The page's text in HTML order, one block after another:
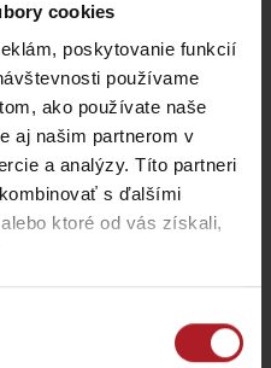
cookies
poskytovanie funkcií
používame
ako používate naše
aj našim partnerom v
a analýzy. Títo partneri
s ďalšími
ktoré od vás získali,
Liptov
ho poznajú